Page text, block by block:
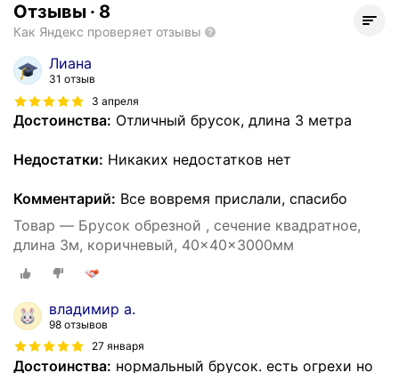
Отзывы · 8
Как Яндекс проверяет отзывы
Лиана
31 отзыв
3 апреля
Достоинства: Отличный брусок, длина 3 метра
Недостатки: Никаких недостатков нет
Комментарий: Все вовремя прислали, спасибо
Товар — Брусок обрезной , сечение квадратное,
длина 3м, коричневый, 40x40x3000мм
владимир а.
98 отзывов
27 января
Достоинства: нормальный брусок. есть огрехи но